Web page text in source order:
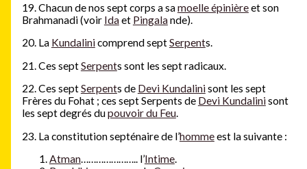
19. Chacun de nos sept corps a samoelle épinièreet son
Brahmanadi (voir Idaet Pingalande).
20. La Kundalinicomprend septSerpents.
21. Ces septSerpents sont les sept radicaux.
22. Ces septSerpents de Devi Kundalinisont les sept
Frères du Fohat ; ces sept Serpents de Devi Kundalinisont
les sept degrés dupouvoir du Feu.
23. La constitution septénaire de l’hommeest la suivante :
Atman………………….. l’Intime.